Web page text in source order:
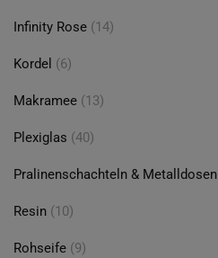
Infinity Rose (14)
Kordel (6)
Makramee (13)
Plexiglas (40)
Pralinenschachteln & Metalldosen
Resin (10)
Rohseife (9)